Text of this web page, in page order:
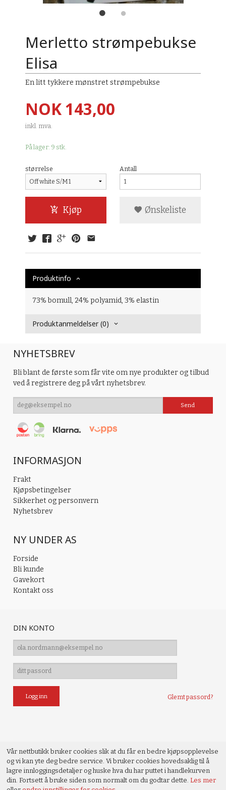
Merletto strømpebukse
Elisa
En litt tykkere mønstret strømpebukse
Pris
NOK143,00
inkl. mva.
På lager: 9 stk.
størrelse Antall
Kjøp Ønskeliste
Produktinfo
73% bomull, 24% polyamid, 3% elastin
Produktanmeldelser (0)
NYHETSBREV
Bli blant de første som får vite om nye produkter og tilbud
ved å registrere deg på vårt nyhetsbrev.
INFORMASJON
Frakt
Kjøpsbetingelser
Sikkerhet og personvern
Nyhetsbrev
NY UNDER AS
Forside
Bli kunde
Gavekort
Kontakt oss
DIN KONTO
Glemt passord?
Vår nettbutikk bruker cookies slik at du får en bedre kjøpsopplevelse
og vi kan yte deg bedre service. Vi bruker cookies hovedsaklig til å
lagre innloggingsdetaljer og huske hva du har puttet i handlekurven
din. Fortsett å bruke siden som normalt om du godtar dette.Les mer